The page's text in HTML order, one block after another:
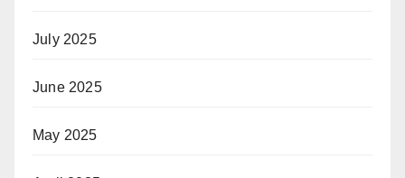
July 2025
June 2025
May 2025